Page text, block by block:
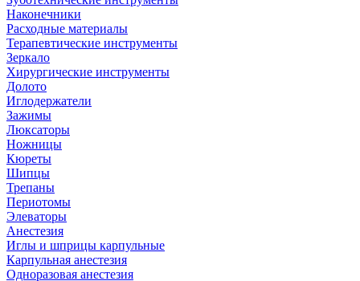
Наконечники
Расходные материалы
Терапевтические инструменты
Зеркало
Хирургические инструменты
Долото
Иглодержатели
Зажимы
Люксаторы
Ножницы
Кюреты
Шипцы
Трепаны
Периотомы
Элеваторы
Анестезия
Иглы и шприцы карпульные
Карпульная анестезия
Одноразовая анестезия